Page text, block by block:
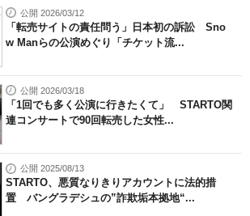
公開 2026/03/12
「転売サイトの責任問う」日本初の訴訟 Sno
w Manらの公演めぐり「チケット流...
公開 2026/03/18
「1回でも多く公演に行きたくて」 STARTO関
連コンサートで90回転売した女性...
公開 2025/08/13
STARTO、悪質なりきりアカウントに法的措
置 バングラデシュの”詐欺垢本拠地“...